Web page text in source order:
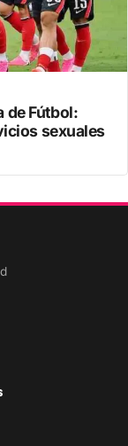
de Fútbol:
sexuales